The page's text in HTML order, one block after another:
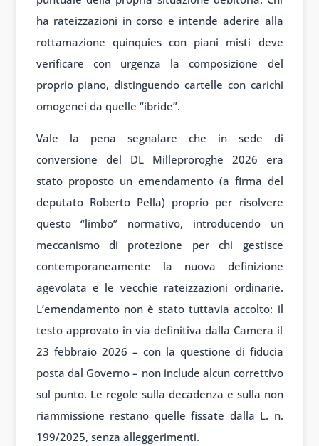
ha rateizzazioni in corso e intende aderire alla
rottamazione quinquies con piani misti deve
verificare con urgenza la composizione del
proprio piano, distinguendo cartelle con carichi
omogenei da quelle “ibride”.
Vale la pena segnalare che in sede di
conversione del DL Milleproroghe 2026 era
stato proposto un emendamento (a firma del
deputato Roberto Pella) proprio per risolvere
questo “limbo” normativo, introducendo un
meccanismo di protezione per chi gestisce
contemporaneamente la nuova definizione
agevolata e le vecchie rateizzazioni ordinarie.
L’emendamento non è stato tuttavia accolto: il
testo approvato in via definitiva dalla Camera il
23 febbraio 2026 – con la questione di fiducia
posta dal Governo – non include alcun correttivo
sul punto. Le regole sulla decadenza e sulla non
riammissione restano quelle fissate dalla L. n.
199/2025, senza alleggerimenti.